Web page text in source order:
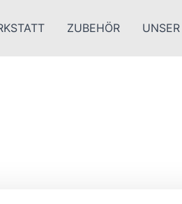
ZUBEHÖR